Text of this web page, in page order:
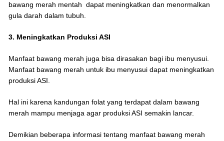
bawang merah mentah dapat meningkatkan dan menormalkan
gula darah dalam tubuh.
3. Meningkatkan Produksi ASI
Manfaat bawang merah juga bisa dirasakan bagi ibu menyusui.
Manfaat bawang merah untuk ibu menyusui dapat meningkatkan
produksi ASI.
Hal ini karena kandungan folat yang terdapat dalam bawang
merah mampu menjaga agar produksi ASI semakin lancar.
Demikian beberapa informasi tentang manfaat bawang merah